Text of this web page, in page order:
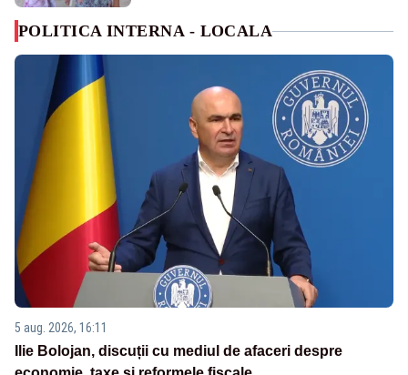
POLITICA INTERNA - LOCALA
5 aug. 2026, 16:11
Ilie Bolojan, discuții cu mediul de afaceri despre